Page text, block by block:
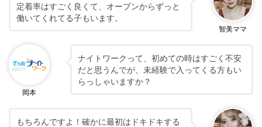
智美ママ
定着率はすごく良くて、オープンからずっと
働いてくれてる子もいます。
岡本
ナイトワークって、初めての時はすごく不安
だと思うんでが、未経験で入ってくる方もい
らっしゃいますか？
もちろんですよ！確かに最初はドキドキする